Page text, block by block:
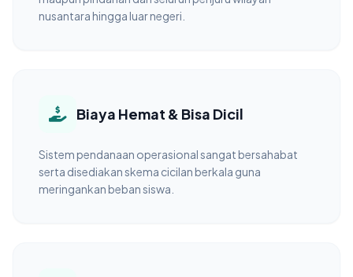
nusantara hingga luar negeri.
Biaya Hemat & Bisa Dicil
Sistem pendanaan operasional sangat bersahabat
serta disediakan skema cicilan berkala guna
meringankan beban siswa.